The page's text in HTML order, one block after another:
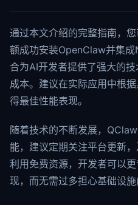
通过本文介绍的完整指南，
额成功安装OpenClaw并集成
合为AI开发者提供了强大的
成本。建议在实际应用中根
得最佳性能表现。
随着技术的不断发展，
能，建议定期关注平台更新
利用免费资源，开发者可以
现，而无需过多担心基础设施